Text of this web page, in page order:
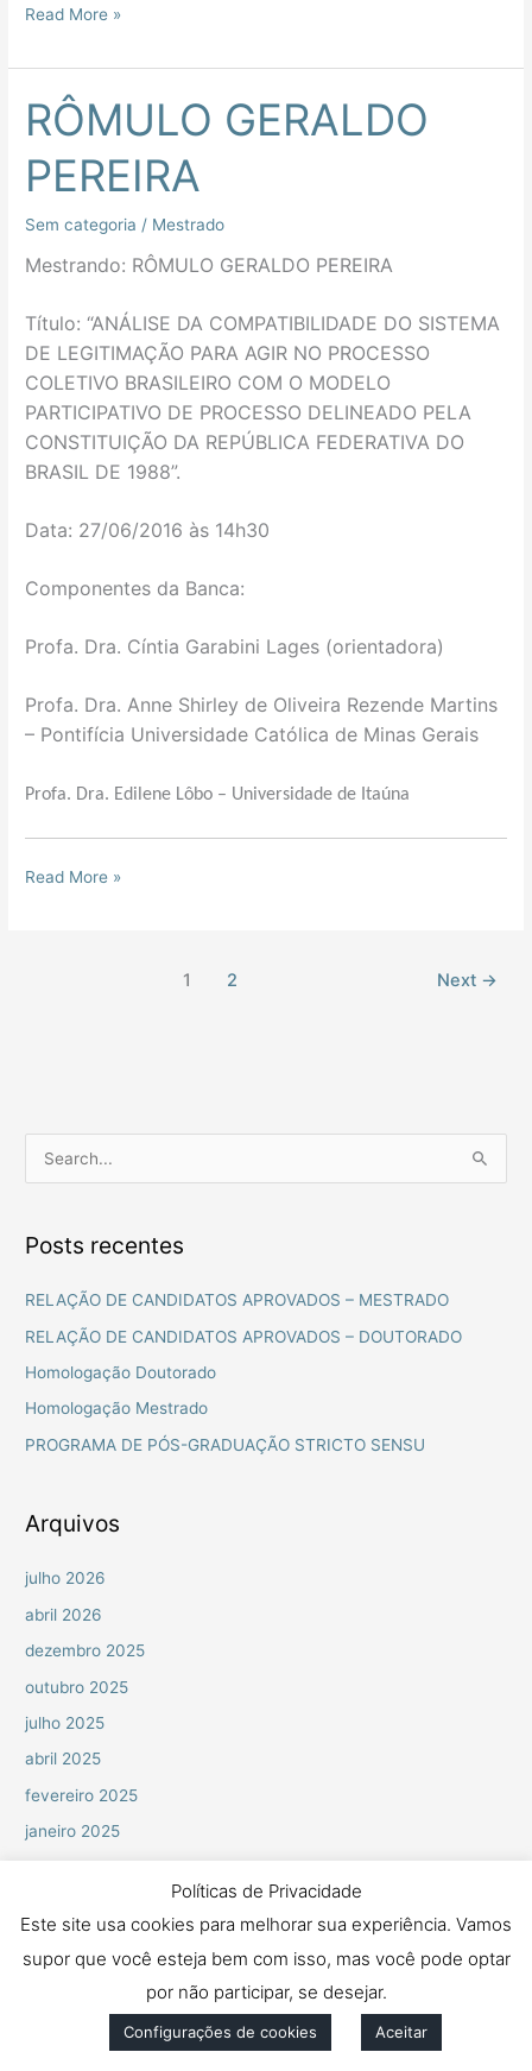
Read More »
RÔMULO GERALDO
PEREIRA
Sem categoria / Mestrado
Mestrando: RÔMULO GERALDO PEREIRA
Título: “ANÁLISE DA COMPATIBILIDADE DO SISTEMA
DE LEGITIMAÇÃO PARA AGIR NO PROCESSO
COLETIVO BRASILEIRO COM O MODELO
PARTICIPATIVO DE PROCESSO DELINEADO PELA
CONSTITUIÇÃO DA REPÚBLICA FEDERATIVA DO
BRASIL DE 1988”.
Data: 27/06/2016 às 14h30
Componentes da Banca:
Profa. Dra. Cíntia Garabini Lages (orientadora)
Profa. Dra. Anne Shirley de Oliveira Rezende Martins
– Pontifícia Universidade Católica de Minas Gerais
Profa. Dra. Edilene Lôbo – Universidade de Itaúna
RÔMULO
GERALDO
PEREIRA
Read More »
1 2 Next →
q
u
r
p
r
Posts recentes
RELAÇÃO DE CANDIDATOS APROVADOS – MESTRADO
RELAÇÃO DE CANDIDATOS APROVADOS – DOUTORADO
Homologação Doutorado
Homologação Mestrado
PROGRAMA DE PÓS-GRADUAÇÃO STRICTO SENSU
Arquivos
julho 2026
abril 2026
dezembro 2025
outubro 2025
julho 2025
abril 2025
fevereiro 2025
janeiro 2025
março 2024
fevereiro 2024
Políticas de Privacidade
Este site usa cookies para melhorar sua experiência. Vamos
supor que você esteja bem com isso, mas você pode optar
por não participar, se desejar.
Configurações de cookies Aceitar